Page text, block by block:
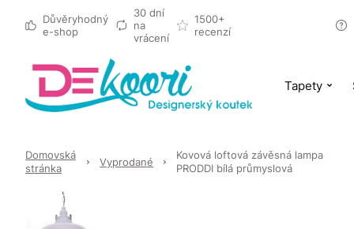
Důvěryhodný
e-shop
30 dní
na
vrácení
1500+
recenzí
Tapety
Domovská
stránka
Vyprodané
Kovová loftová závěsná lampa
PRODDI bílá průmyslová